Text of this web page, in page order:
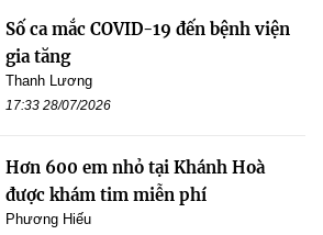
Số ca mắc COVID-19 đến bệnh viện
gia tăng
Thanh Lương
17:33 28/07/2026
Hơn 600 em nhỏ tại Khánh Hoà
được khám tim miễn phí
Phương Hiếu